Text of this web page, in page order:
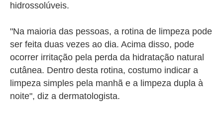
hidrossolúveis.
"Na maioria das pessoas, a rotina de limpeza pode
ser feita duas vezes ao dia. Acima disso, pode
ocorrer irritação pela perda da hidratação natural
cutânea. Dentro desta rotina, costumo indicar a
limpeza simples pela manhã e a limpeza dupla à
noite", diz a dermatologista.